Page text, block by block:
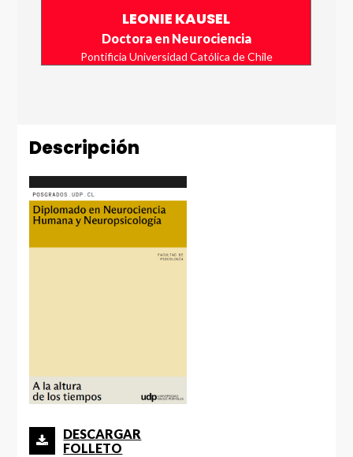
LEONIE KAUSEL
Doctora en Neurociencia
Pontificia Universidad Católica de Chile
Descripción
DESCARGAR
FOLLETO